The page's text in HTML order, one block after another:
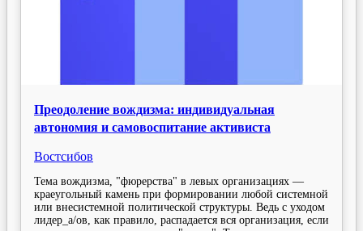
Преодоление вождизма: индивидуальная
автономия и самовоспитание активиста
Востсибов
Тема вождизма, "фюрерства" в левых организациях —
краеугольный камень при формировании любой системной
или внесистемной политической структуры. Ведь с уходом
лидер_а/ов, как правило, распадается вся организация, если